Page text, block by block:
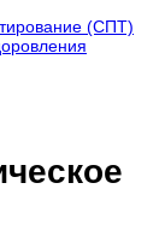
(СПТ)